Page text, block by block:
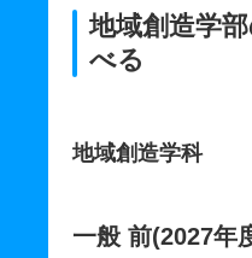
地域創造学
べる
地域創造学科
一般 前(2027年